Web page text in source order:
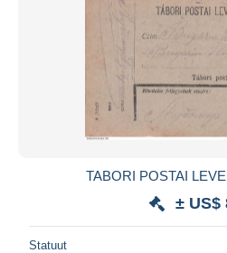
TABORI POSTAI
± US$
Statuut